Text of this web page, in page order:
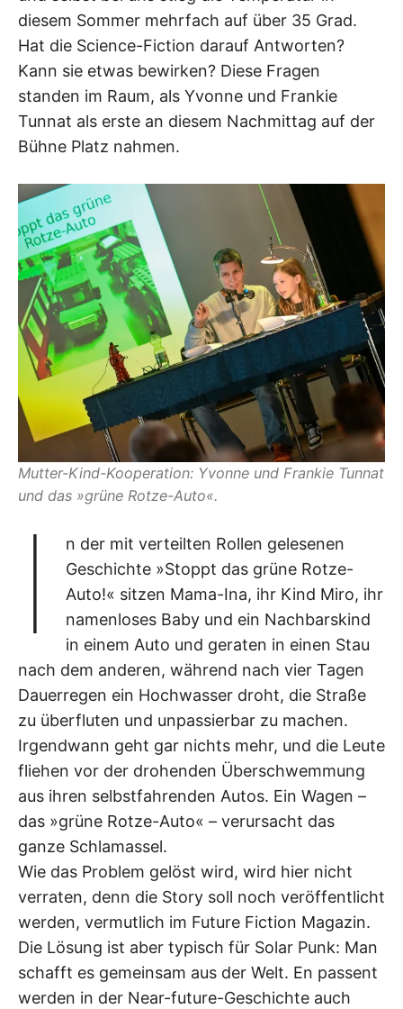
diesem Sommer mehrfach auf über 35 Grad.
Hat die Science-Fiction darauf Antworten?
Kann sie etwas bewirken? Diese Fragen
standen im Raum, als Yvonne und Frankie
Tunnat als erste an diesem Nachmittag auf der
Bühne Platz nahmen.
Mutter-Kind-Kooperation: Yvonne und Frankie Tunnat
und das »grüne Rotze-Auto«.
I
n der mit verteilten Rollen gelesenen
Geschichte »Stoppt das grüne Rotze-
Auto!« sitzen Mama-Ina, ihr Kind Miro, ihr
namenloses Baby und ein Nachbarskind
in einem Auto und geraten in einen Stau
nach dem anderen, während nach vier Tagen
Dauerregen ein Hochwasser droht, die Straße
zu überfluten und unpassierbar zu machen.
Irgendwann geht gar nichts mehr, und die Leute
fliehen vor der drohenden Überschwemmung
aus ihren selbstfahrenden Autos. Ein Wagen –
das »grüne Rotze-Auto« – verursacht das
ganze Schlamassel.
Wie das Problem gelöst wird, wird hier nicht
verraten, denn die Story soll noch veröffentlicht
werden, vermutlich im Future Fiction Magazin.
Die Lösung ist aber typisch für Solar Punk: Man
schafft es gemeinsam aus der Welt. En passent
werden in der Near-future-Geschichte auch